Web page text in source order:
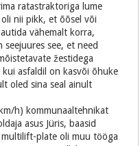
ratastraktoriga lume
nii pikk, et õõsel või
vähemalt korra,
see, et need
žestidega
asfaldil on kasvõi õhuke
oled sina seal ainult
h) kommunaaltehnikat
asus Jüris, baasid
multilift-plate oli muu tööga